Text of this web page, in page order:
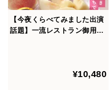
シャインマスカットは100
ている所以なのです。
さらにアンチエイジングな
ポリフェノールのひとつ
【今夜くらべてみました出演
話題】一流レストラン御用達
¥10,480